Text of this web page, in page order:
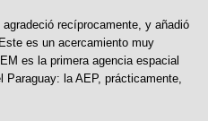
recíprocamente, y añadió
es un acercamiento muy
es la primera agencia espacial
Paraguay: la AEP, prácticamente,